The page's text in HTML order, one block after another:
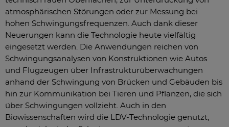
atmosphärischen Störungen oder zur Messung bei
hohen Schwingungsfrequenzen. Auch dank dieser
Neuerungen kann die Technologie heute vielfältig
eingesetzt werden. Die Anwendungen reichen von
Schwingungsanalysen von Konstruktionen wie Autos
und Flugzeugen über Infrastrukturüberwachungen
anhand der Schwingung von Brücken und Gebäuden bis
hin zur Kommunikation bei Tieren und Pflanzen, die sich
über Schwingungen vollzieht. Auch in den
Biowissenschaften wird die LDV-Technologie genutzt,